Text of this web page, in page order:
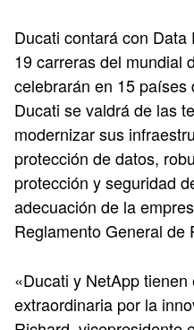
Ducati contará con
19 carreras del mundial
celebrarán en 15 países
Ducati se valdrá de las
modernizar sus
protección de datos,
protección y seguridad
adecuación de la
Reglamento General de
«Ducati y NetApp
extraordinaria por la